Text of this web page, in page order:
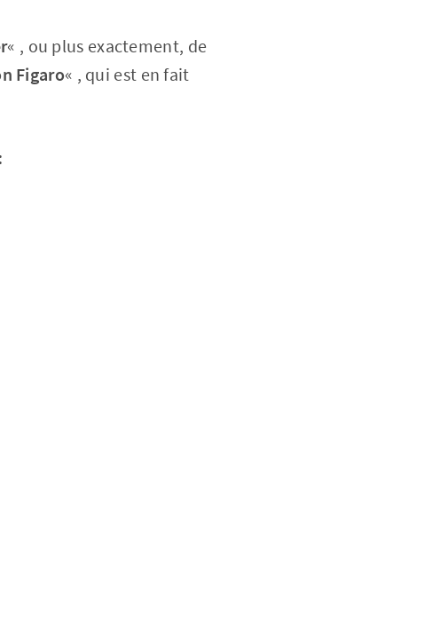
« , ou plus exactement, de
Figaro« , qui est en fait